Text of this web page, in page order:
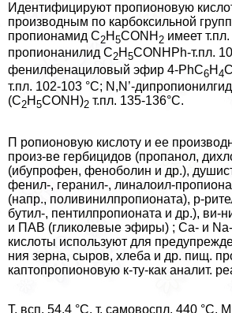
Идентифицируют пропионовую
производным по карбоксильной
пропионамид C2H 5CONH 2 имеет
пропиoнaнилид С2Н 5СONНРh-т.пл.
фенилфенациловый эфир 4-PhC6H 4
т.пл. 102-103 °С; N,N’-
(C2H 5CONH)2 т.пл. 135-136°С.
П ропионовую кислоту и ее
произ-ве гербицидов (пропанол,
(ибупрофен, феноболин и др.),
фенил-, геранил-, линалоил-
(напр., поливинилпропионата), р-
бутил-, пентилпропионата и др.), ви-
и ПАВ (гликолевые эфиры) ; Са- и
кислоты используют для
ния зерна, сыров, хлеба и др. пищ.
каптопропионовую к-ту-как аналит.
Т. всп. 54,4 °С, т. самовоспл. 440 °С.